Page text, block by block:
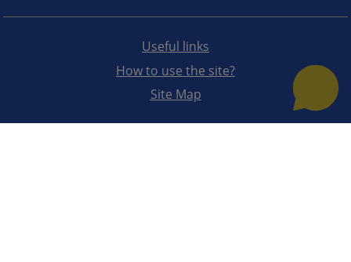
Useful links
How to use the site?
Site Map